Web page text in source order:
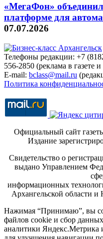
«МегаФон»
платформе для
07.07.2026
Телефоны редакции: +7
556-2850 (реклама в газете и
E-mail: bclass@mail.ru
Политика
Официальный сайт
Издание
Свидетельство о
выдано Управлением
информационных
Архангельской области
Нажимая “Принимаю”, вы
файлов cookie и сбор
аналитики Яндекс.Метрика